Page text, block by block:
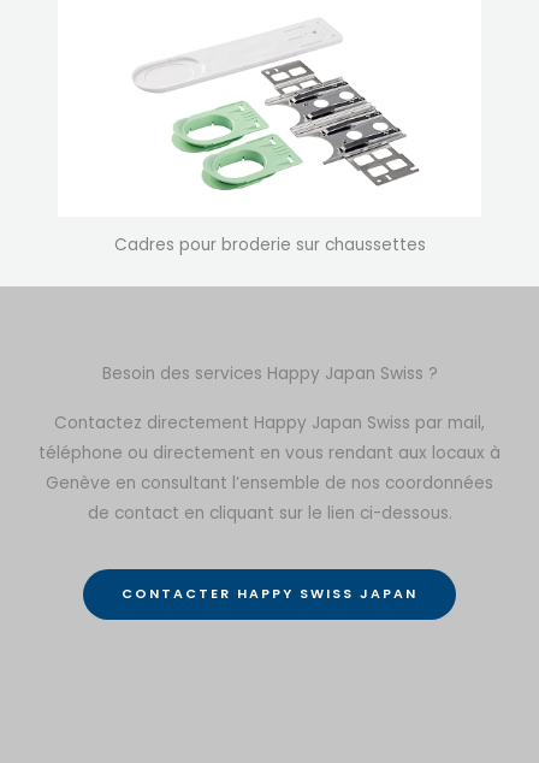
Cadres pour broderie sur chaussettes
Besoin des services Happy Japan Swiss ?
Contactez directement Happy Japan Swiss par mail,
téléphone ou directement en vous rendant aux locaux à
Genève en consultant l’ensemble de nos coordonnées
de contact en cliquant sur le lien ci-dessous.
CONTACTER HAPPY SWISS JAPAN